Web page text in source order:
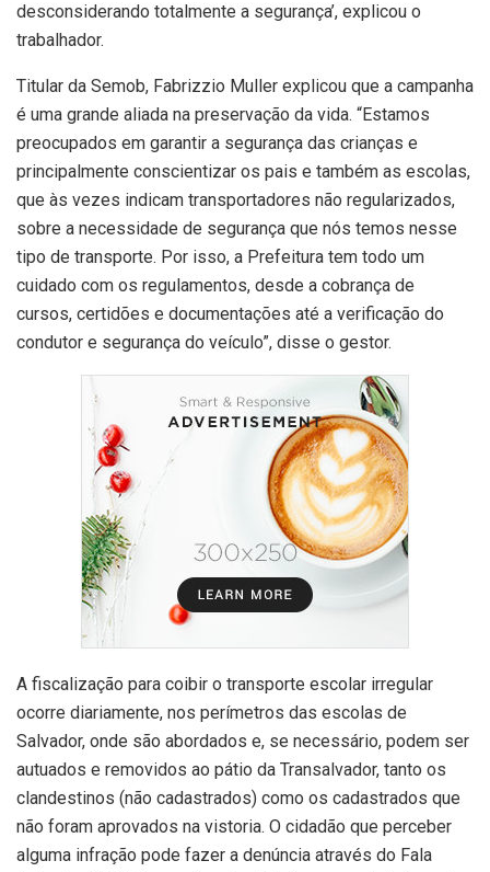
desconsiderando totalmente a segurança’, explicou o
trabalhador.
Titular da Semob, Fabrizzio Muller explicou que a campanha
é uma grande aliada na preservação da vida. “Estamos
preocupados em garantir a segurança das crianças e
principalmente conscientizar os pais e também as escolas,
que às vezes indicam transportadores não regularizados,
sobre a necessidade de segurança que nós temos nesse
tipo de transporte. Por isso, a Prefeitura tem todo um
cuidado com os regulamentos, desde a cobrança de
cursos, certidões e documentações até a verificação do
condutor e segurança do veículo”, disse o gestor.
A fiscalização para coibir o transporte escolar irregular
ocorre diariamente, nos perímetros das escolas de
Salvador, onde são abordados e, se necessário, podem ser
autuados e removidos ao pátio da Transalvador, tanto os
clandestinos (não cadastrados) como os cadastrados que
não foram aprovados na vistoria. O cidadão que perceber
alguma infração pode fazer a denúncia através do Fala